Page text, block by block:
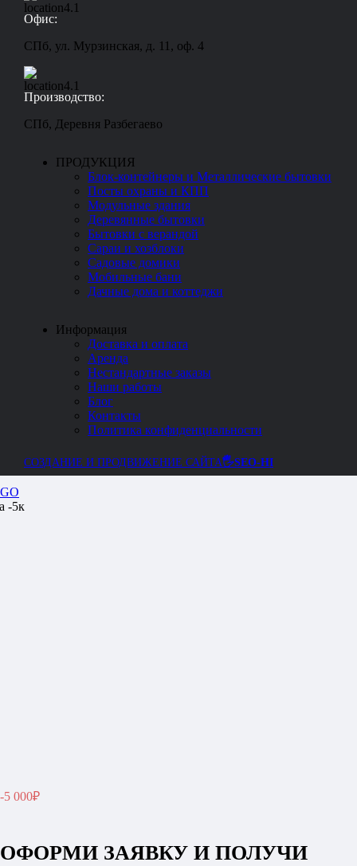
Офис:
СПб, ул. Мурзинская, д. 11, оф. 4
Производство:
СПб, Деревня Разбегаево
ПРОДУКЦИЯ
Блок-контейнеры и Металлические бытовки
Посты охраны и КПП
Модульные здания
Деревянные бытовки
Бытовки с верандой
Сараи и хозблоки
Садовые домики
Мобильные бани
Дачные дома и коттеджи
Информация
Доставка и оплата
Аренда
Нестандартные заказы
Наши работы
Блог
Контакты
Политика конфиденциальности
СОЗДАНИЕ И ПРОДВИЖЕНИЕ САЙТА🖐SEO-HI
GO
-5 000₽
ОФОРМИ ЗАЯВКУ И ПОЛУЧИ